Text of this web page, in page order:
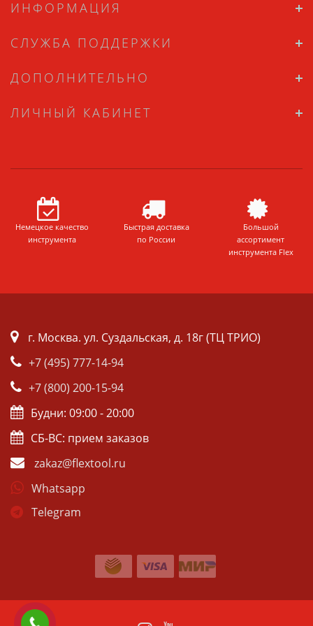
ИНФОРМАЦИЯ
СЛУЖБА ПОДДЕРЖКИ
ДОПОЛНИТЕЛЬНО
ЛИЧНЫЙ КАБИНЕТ
Немецкое качество
инструмента
Быстрая доставка
по России
Большой
ассортимент
инструмента Flex
г. Москва. ул. Суздальская, д. 18г (ТЦ ТРИО)
+7 (495) 777-14-94
+7 (800) 200-15-94
Будни: 09:00 - 20:00
СБ-ВС: прием заказов
zakaz@flextool.ru
Whatsapp
Telegram